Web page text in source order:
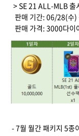
> SE 21 ALL-MLB 출
판매 기간: 06/28(수
판매 가격: 3000다이
- 7월 월간 패키지 5종